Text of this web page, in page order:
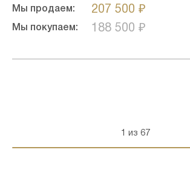
Мы продаем: 207 500 ₽
Мы покупаем: 188 500 ₽
1 из 67